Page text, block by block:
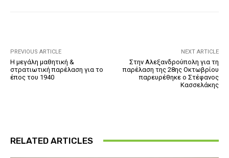
PREVIOUS ARTICLE
Η μεγάλη μαθητική &
στρατιωτική παρέλαση για το
έπος του 1940
NEXT ARTICLE
Στην Αλεξανδρούπολη για τη
παρέλαση της 28ης Οκτωβρίου
παρευρέθηκε ο Στέφανος
Κασσελάκης
RELATED ARTICLES